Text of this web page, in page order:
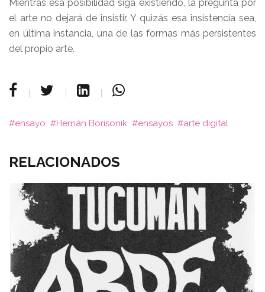
Mientras esa posibilidad siga existiendo, la pregunta por
el arte no dejará de insistir. Y quizás esa insistencia sea,
en última instancia, una de las formas más persistentes
del propio arte.
ensayo Hernán Borisonik ensayos arte digital
RELACIONADOS